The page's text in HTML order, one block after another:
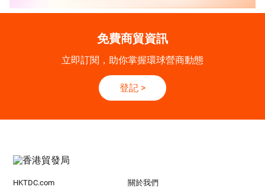
免費商貿資訊
立即訂閱，助你掌握環球營商動態
登記 >
HKTDC.com 關於我們